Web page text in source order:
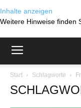
Inhalte anzeigen
Weitere Hinweise finden
Start Schlagworte